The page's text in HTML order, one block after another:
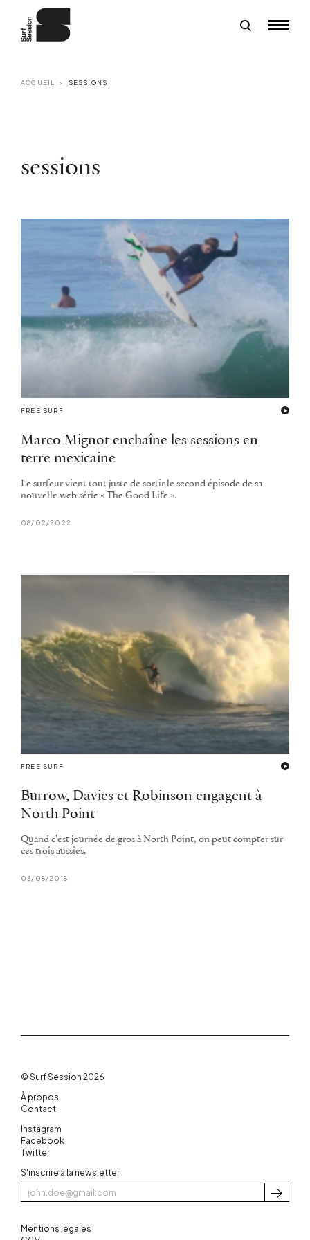
ACCUEIL SESSIONS
sessions
FREE SURF
Marco Mignot enchaîne les sessions en
terre mexicaine
Le surfeur vient tout juste de sortir le second épisode de sa
nouvelle web série « The Good Life ».
08/02/2022
FREE SURF
Burrow, Davies et Robinson engagent à
North Point
Quand c'est journée de gros à North Point, on peut compter sur
ces trois aussies.
03/08/2018
© Surf Session 2026
À propos
Contact
Instagram
Facebook
Twitter
S'inscrire à la newsletter
Mentions légales